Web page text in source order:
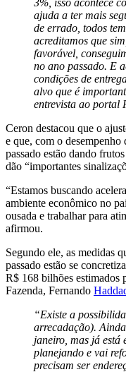
ajuda a ter mais
de errado, todos
acreditamos que
favorável,
no ano passado. E
condições de
alvo que é
entrevista ao portal
Ceron destacou que o
e que, com o desempenho
passado estão dando
dão “importantes
“Estamos buscando
ambiente econômico no
ousada e trabalhar para
afirmou.
Segundo ele, as medidas
passado estão se
R$ 168 bilhões estimados
Fazenda, Fernando
“Existe a
arrecadação).
janeiro, mas já está
planejando e vai
precisam ser